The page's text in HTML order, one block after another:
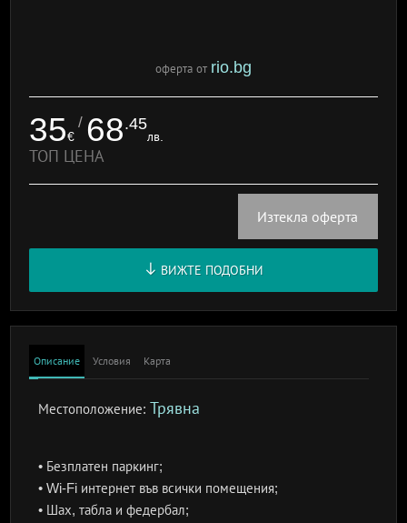
оферта от rio.bg
35€
/ 68.45
лв.
ТОП ЦЕНА
Изтекла оферта
ВИЖТЕ ПОДОБНИ
Описание Условия Карта
Местоположение: Трявна
• Безплатен паркинг;
• Wi-Fi интернет във всички помещения;
• Шах, табла и федербал;